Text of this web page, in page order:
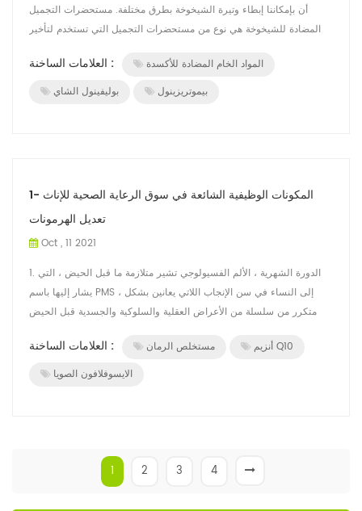
أن بإمكاننا إبطاء وتيرة الشيخوخة بطرق مختلفة. مستحضرات التجميل
المضادة للشيخوخة هي نوع من مستحضرات التجميل التي تستخدم لتأخير
العلامات الساخنة :
المواد الخام المضادة للأكسدة
بوليفينول الشاي
بيموتريزينول
المكونات الوظيفية الشائعة في سوق الرعاية الصحية للإناث -1
تعديل الهرمونات
Oct , 11 2021
1. الدورة الشهرية ، الألم الفسيولوجي تشير متلازمة ما قبل الحيض ، التي
يشار إليها باسم PMS ، إلى النساء في سن الإنجاب اللاتي يعانين بشكل
متكرر من سلسلة من الأعراض العقلية والسلوكية والجسدية قبل الحيض
العلامات الساخنة : مستخلص الرمان
أنزيم Q10
الايسوفلافون الصويا
1 2 3 4